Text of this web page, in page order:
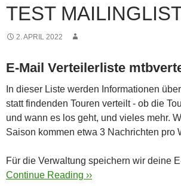
TEST
2. APRIL 2022
E-Mail Verteilerliste
In dieser Liste werden Informationen
statt findenden Touren verteilt - ob die
und wann es los geht, und vieles mehr.
Saison kommen etwa 3 Nachrichten pro
Für die Verwaltung speichern wir deine
Continue Reading ››